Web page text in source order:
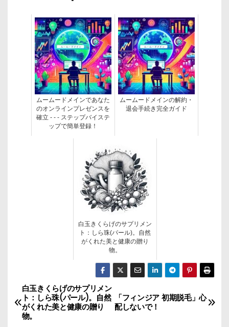
ムームードメインであなた
のオンラインプレゼンスを
確立 - - - ステップバイステ
ップで簡単登録！
ムームードメインの解約・
退会手続き完全ガイド
白玉きくらげのサプリメン
ト：しら珠(パール)。自然
がくれた美と健康の贈り
物。
投
稿
「フィンジア 初期脱毛」心
配しないで！
白玉きくらげのサプリメン
ト：しら珠(パール)。自然
がくれた美と健康の贈り
物。